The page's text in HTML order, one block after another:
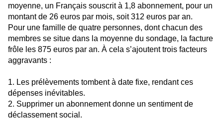
moyenne, un Français souscrit à 1,8 abonnement, pour un
montant de 26 euros par mois, soit 312 euros par an.
Pour une famille de quatre personnes, dont chacun des
membres se situe dans la moyenne du sondage, la facture
frôle les 875 euros par an. À cela s’ajoutent trois facteurs
aggravants :
1. Les prélèvements tombent à date fixe, rendant ces
dépenses inévitables.
2. Supprimer un abonnement donne un sentiment de
déclassement social.